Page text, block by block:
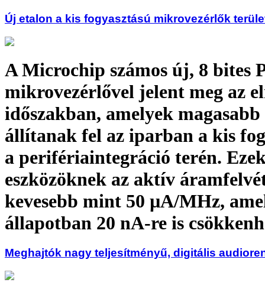
Új etalon a kis fogyasztású mikrovezérlők
A Microchip számos új, 8 bites
mikrovezérlővel jelent meg az
időszakban, amelyek
állítanak fel az iparban a kis
a perifériaintegráció terén.
eszközöknek az aktív
kevesebb mint 50 µA/MHz,
állapotban 20 nA-re is
Meghajtók nagy teljesítményű, digitális